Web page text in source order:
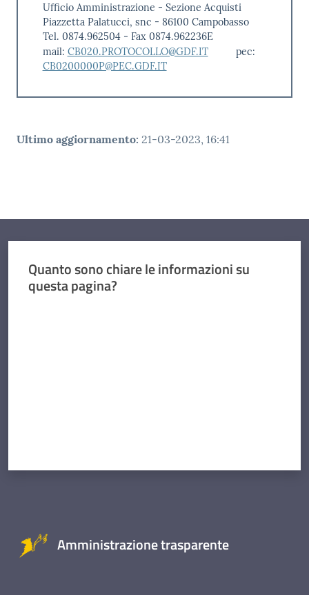
Ufficio Amministrazione - Sezione Acquisti
Piazzetta Palatucci, snc - 86100 Campobasso
Tel. 0874.962504 - Fax 0874.962236E
mail: CB020.PROTOCOLLO@GDF.IT
pec:
CB0200000P@PEC.GDF.IT
Ultimo aggiornamento: 21-03-2023, 16:41
Quanto sono chiare le informazioni su
questa pagina?
Amministrazione trasparente